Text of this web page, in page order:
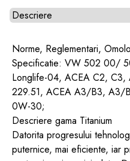
Alegeti tab
Norme, Reglementari,
Specificatie: VW 502 00/
Longlife-04, ACEA C2,
229.51, ACEA A3/B3, A3/
0W-30;
Descriere gama Titanium
Datorita progresului
puternice, mai eficiente, iar